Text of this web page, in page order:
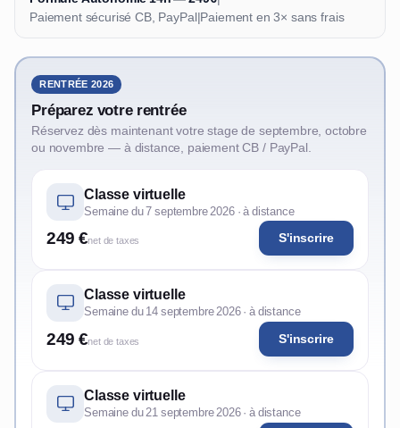
Paiement sécurisé CB, PayPal|Paiement en 3× sans frais
RENTRÉE 2026
Préparez votre rentrée
Réservez dès maintenant votre stage de septembre, octobre
ou novembre — à distance, paiement CB / PayPal.
Classe virtuelle
Semaine du 7 septembre 2026 · à distance
249 €net de taxes S'inscrire
Classe virtuelle
Semaine du 14 septembre 2026 · à distance
249 €net de taxes S'inscrire
Classe virtuelle
Semaine du 21 septembre 2026 · à distance